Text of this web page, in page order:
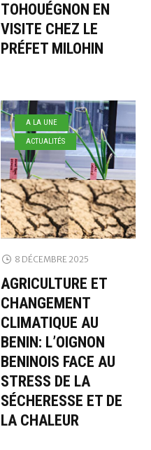
TOHOUÉGNON EN
VISITE CHEZ LE
PRÉFET MILOHIN
A LA UNE
ACTUALITÉS
8 DÉCEMBRE 2025
AGRICULTURE ET
CHANGEMENT
CLIMATIQUE AU
BENIN: L’OIGNON
BENINOIS FACE AU
STRESS DE LA
SÉCHERESSE ET DE
LA CHALEUR